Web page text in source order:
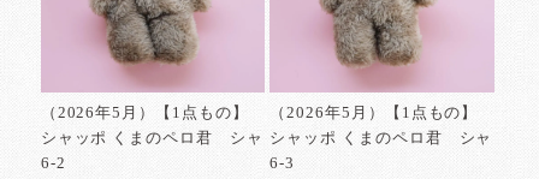
（2026年5月）【1点もの】
シャッポ くまのペロ君 シャ
6-2
（2026年5月）【1点もの】
シャッポ くまのペロ君 シャ
6-3